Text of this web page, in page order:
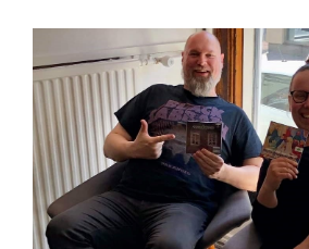
Skivor
Aktuellt
Media
Kontakt